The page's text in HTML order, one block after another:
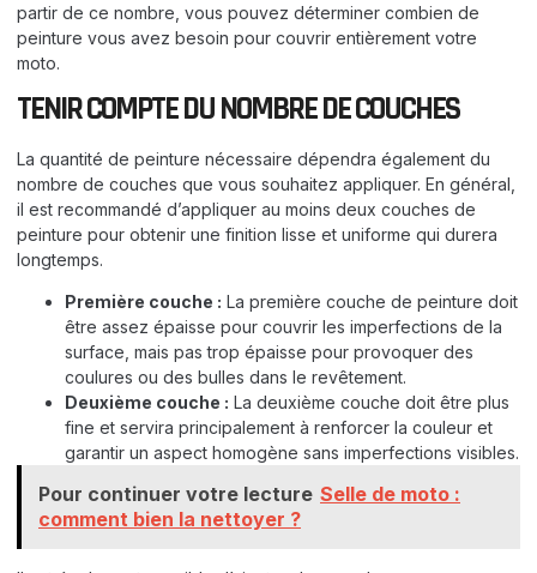
partir de ce nombre, vous pouvez déterminer combien de
peinture vous avez besoin pour couvrir entièrement votre
moto.
TENIR COMPTE DU NOMBRE DE COUCHES
La quantité de peinture nécessaire dépendra également du
nombre de couches que vous souhaitez appliquer. En général,
il est recommandé d’appliquer au moins deux couches de
peinture pour obtenir une finition lisse et uniforme qui durera
longtemps.
Première couche : La première couche de peinture doit
être assez épaisse pour couvrir les imperfections de la
surface, mais pas trop épaisse pour provoquer des
coulures ou des bulles dans le revêtement.
Deuxième couche : La deuxième couche doit être plus
fine et servira principalement à renforcer la couleur et
garantir un aspect homogène sans imperfections visibles.
Pour continuer votre lecture Selle de moto :
comment bien la nettoyer ?